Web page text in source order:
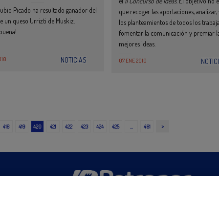
que recoger las aportaciones,
los planteamientos de todos los
fomentar la comunicación y premiar
mejores ideas.
07 ENE 2010
Picado ha resultado ganador del
un queso Urrizti de Muskiz.
NOTICIAS
418 419 420 421 422 423 424 425 461 >